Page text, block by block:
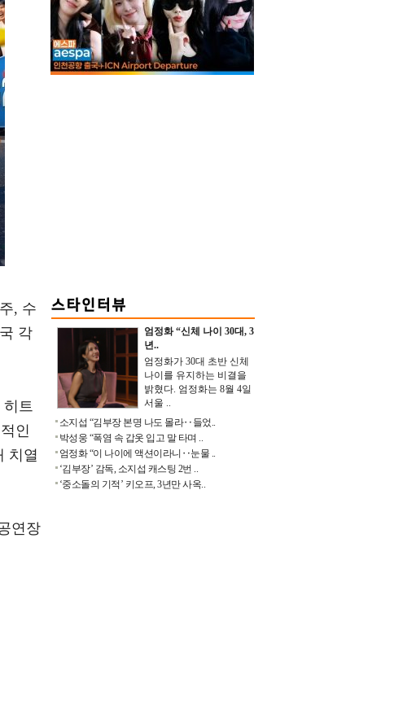
, 수
각
히트
인
치열
연장
엄정화 “신체 나이 30대, 3
년..
엄정화가 30대 초반 신체
나이를 유지하는 비결을
밝혔다. 엄정화는 8월 4일
서울 ..
소지섭 “김부장 본명 나도 몰라‥들었..
박성웅 “폭염 속 갑옷 입고 말 타며 ..
엄정화 “이 나이에 액션이라니‥눈물 ..
‘김부장’ 감독, 소지섭 캐스팅 2번 ..
‘중소돌의 기적’ 키오프, 3년만 사옥..